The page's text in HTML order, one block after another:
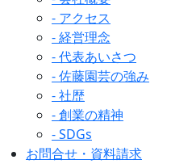
- アクセス
- 経営理念
- 代表あいさつ
- 佐藤園芸の強み
- 社歴
- 創業の精神
- SDGs
お問合せ・資料請求